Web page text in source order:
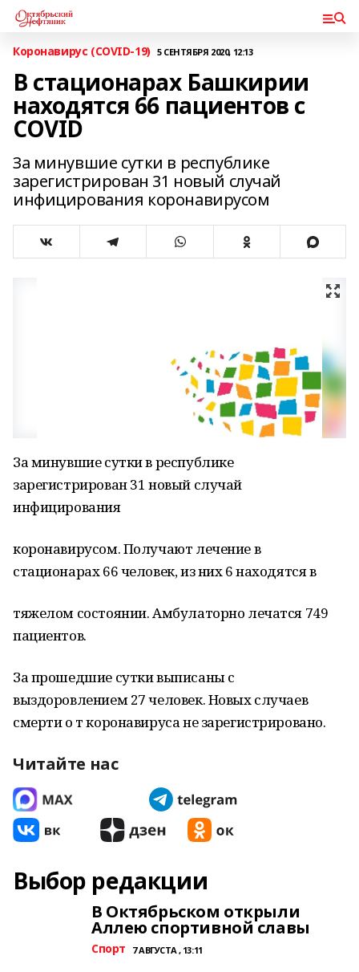
Коронавирус (COVID-19) 5 СЕНТЯБРЯ 2020, 12:13
В стационарах Башкирии
находятся 66 пациентов с
COVID
За минувшие сутки в республике
зарегистрирован 31 новый случай
инфицирования коронавирусом
За минувшие сутки в республике
зарегистрирован 31 новый случай
инфицирования
коронавирусом. Получают лечение в
стационарах 66 человек, из них 6 находятся в
тяжелом состоянии. Амбулаторно лечатся 749
пациентов.
За прошедшие сутки выписаны с
выздоровлением 27 человек. Новых случаев
смерти о т коронавируса не зарегистрировано.
Читайте нас
Выбор редакции
В Октябрьском открыли
Аллею спортивной славы
Спорт 7 АВГУСТА , 13:11